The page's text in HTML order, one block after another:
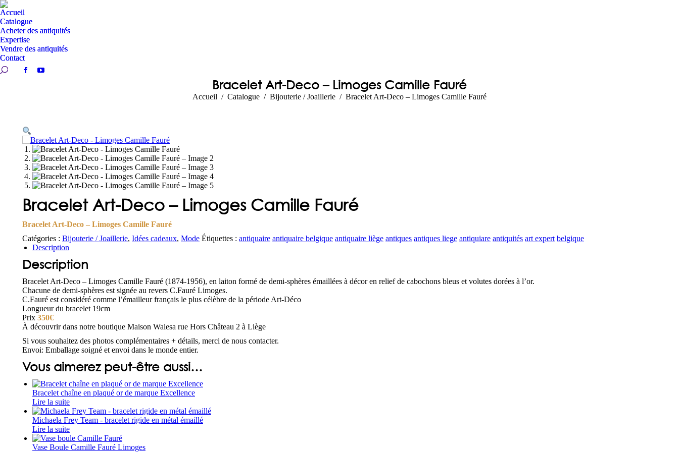
Accueil
Catalogue
Acheter des antiquités
Expertise
Vendre des antiquités
Contact
Recherche:
Facebook
window
YouTube
Bracelet Art-Deco – Limoges Camille Fauré
Vous êtes ici :
Accueil Catalogue Bijouterie / Joaillerie Bracelet Art-Deco – Limoges Camille Fauré
Bracelet Art-Deco – Limoges Camille Fauré
Bracelet Art-Deco – Limoges Camille Fauré
Catégories : Bijouterie / Joaillerie, Idées cadeaux, Mode Étiquettes : antiquaire antiquaire belgique antiquaire liège antiques antiques liege antiquiare antiquités art expert belgique
Description
Description
Bracelet Art-Deco – Limoges Camille Fauré (1874-1956), en laiton formé de demi-sphères émaillées à décor en relief de cabochons bleus et volutes dorées à l’or.
Chacune de demi-sphères est signée au revers C.Fauré Limoges.
C.Fauré est considéré comme l’émailleur français le plus célèbre de la période Art-Déco
Longueur du bracelet 19cm
Prix 350€
À découvrir dans notre boutique Maison Walesa rue Hors Château 2 à Liège
Si vous souhaitez des photos complémentaires + détails, merci de nous contacter.
Envoi: Emballage soigné et envoi dans le monde entier.
Vous aimerez peut-être aussi…
Bracelet chaîne en plaqué or de marque Excellence
Lire la suite
Michaela Frey Team - bracelet rigide en métal émaillé
Lire la suite
Vase Boule Camille Fauré Limoges
Accueil
Catalogue
Acheter des antiquités
Expertise
Vendre des antiquités
Contact
Recherche:
Facebook
window
YouTube